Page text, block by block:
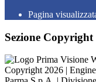
Pagina
Sezione Copyright
Copyright 2026 |